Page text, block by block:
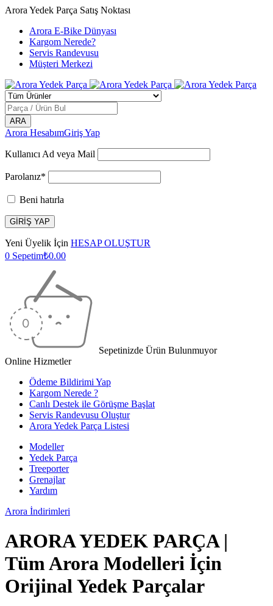
Arora Yedek Parça Satış Noktası
Arora E-Bike Dünyası
Kargom Nerede?
Servis Randevusu
Müşteri Merkezi
Arora HesabımGiriş Yap
Kullanıcı Ad veya Mail
Parolanız*
Beni hatırla
Yeni Üyelik İçin HESAP OLUŞTUR
0 Sepetim₺0.00
Sepetinizde Ürün Bulunmuyor
Online Hizmetler
Ödeme Bildirimi Yap
Kargom Nerede ?
Canlı Destek ile Görüşme Başlat
Servis Randevusu Oluştur
Arora Yedek Parça Listesi
Modeller
Yedek Parça
Treeporter
Grenajlar
Yardım
Arora İndirimleri
ARORA YEDEK PARÇA |
Tüm Arora Modelleri İçin
Orijinal Yedek Parçalar